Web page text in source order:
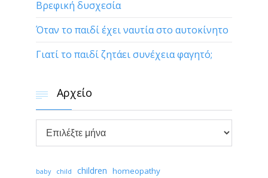
Βρεφική δυσχεσία
Όταν το παιδί έχει ναυτία στο αυτοκίνητο
Γιατί το παιδί ζητάει συνέχεια φαγητό;
 Αρχείο
Αρχείο
baby child children homeopathy